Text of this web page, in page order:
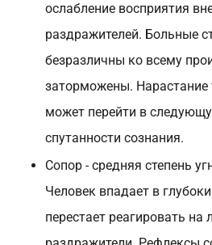
ослабление восприятия
раздражителей. Больные
безразличны ко всему
заторможены. Нарастание
может перейти в
спутанности сознания.
Сопор - средняя степень
Человек впадает в
перестает реагировать